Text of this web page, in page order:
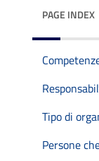
PAGE INDEX
Tipo di
Persone